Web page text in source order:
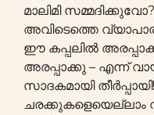
മാലിമി
അവിടെത്തെ
ഈ കപ്പലിൽ
അരപ്പാക്കു – എന്ന്
സാദകമായി
ചരക്കുകളെയെല്ലാം